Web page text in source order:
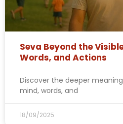
Seva Beyond the
Words, and Actions
Discover the deeper
mind, words, and
18/09/2025